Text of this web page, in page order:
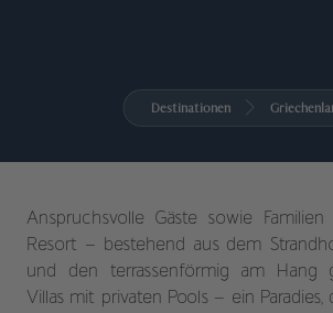
Destinationen
Anspruchsvolle Gäste sowie
Resort – bestehend aus dem
und den terrassenförmig am Hang
Villas mit privaten Pools – ein